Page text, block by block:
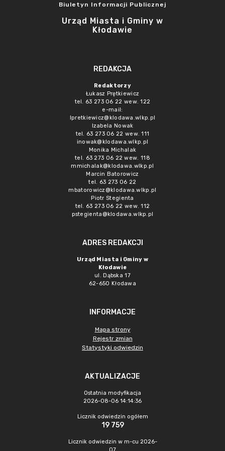
Biuletyn Informacji Publicznej
Urząd Miasta i Gminy w
Kłodawie
REDAKCJA
Redaktorzy
Łukasz Prętkiewicz
tel. 63 273 06 22 wew. 122
e-mail:
lpretkiewicz@klodawa.wlkp.pl
Izabela Nowak
tel. 63 273 06 22 wew. 111
inowak@klodawa.wlkp.pl
Monika Michalak
tel. 63 273 06 22 wew. 118
mmichalak@klodawa.wlkp.pl
Marcin Batorowicz
tel. 63 273 06 22
mbatorowicz@klodawa.wlkp.pl
Piotr Stegienta
tel. 63 273 06 22 wew. 112
pstegienta@klodawa.wlkp.pl
ADRES REDAKCJI
Urząd Miasta i Gminy w
Kłodawie
ul. Dąbska 17
62-650 Kłodawa
INFORMACJE
Mapa strony
Rejestr zmian
Statystyki odwiedzin
AKTUALIZACJE
Ostatnia modyfikacja
2026-08-06 14:14:36
Licznik odwiedzin ogółem
19 759
Licznik odwiedzin w m-cu 2026-